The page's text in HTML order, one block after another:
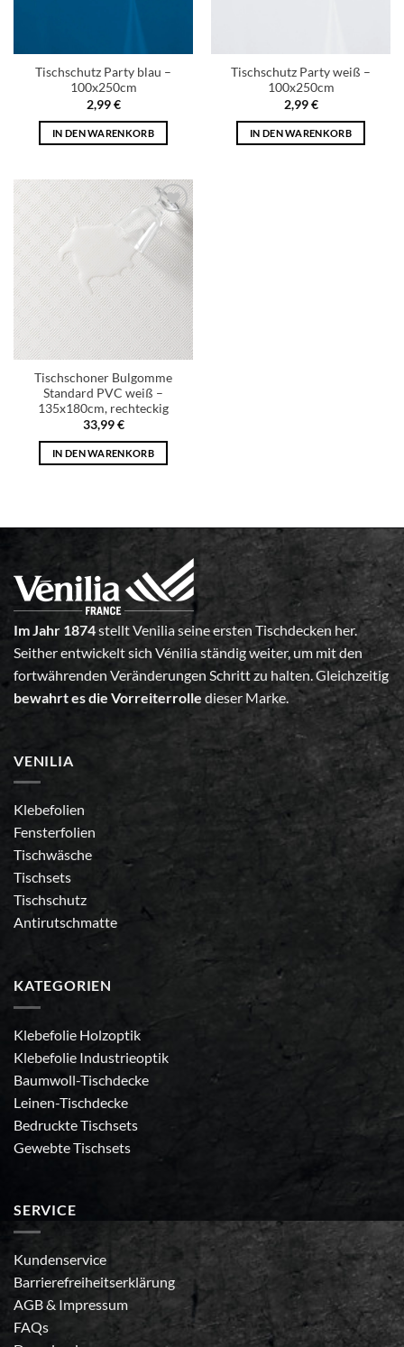
Tischschutz Party blau –
100x250cm
2,99€
IN DEN WARENKORB
Tischschutz Party weiß –
100x250cm
2,99€
IN DEN WARENKORB
Add to
wishlist
Tischschoner Bulgomme
Standard PVC weiß –
135x180cm, rechteckig
33,99€
IN DEN WARENKORB
Im Jahr 1874stellt Venilia seine ersten Tischdecken her.
Seither entwickelt sich Vénilia ständig weiter, um mit den
fortwährenden Veränderungen Schritt zu halten. Gleichzeitig
bewahrt es die Vorreiterrolle dieser Marke.
VENILIA
Klebefolien
Fensterfolien
Tischwäsche
Tischsets
Tischschutz
Antirutschmatte
KATEGORIEN
Klebefolie Holzoptik
Klebefolie Industrieoptik
Baumwoll-Tischdecke
Leinen-Tischdecke
Bedruckte Tischsets
Gewebte Tischsets
SERVICE
Kundenservice
Barrierefreiheitserklärung
AGB& Impressum
FAQs